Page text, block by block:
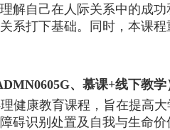
解自己在人际关系中的成功
系打下基础。同时，本课
、慕课+线下教学
健康教育课程，旨在提高
碍识别处置及自我与生命